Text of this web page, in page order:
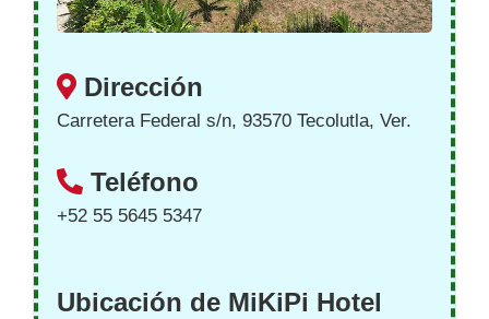
Dirección
Carretera Federal s/n, 93570 Tecolutla, Ver.
Teléfono
+52 55 5645 5347
Ubicación de MiKiPi Hotel